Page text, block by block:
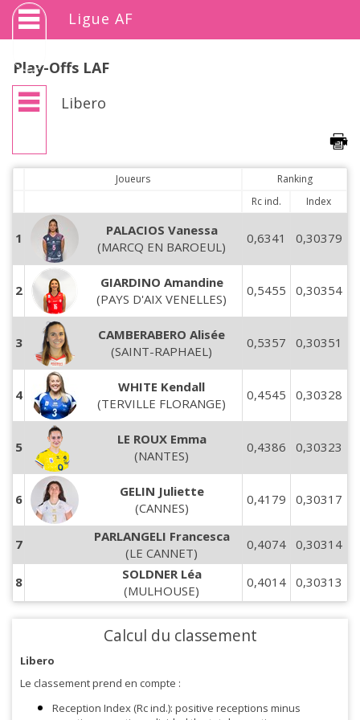
Ligue AF
Play-Offs LAF
Libero
Joueurs
Ranking
Rc ind.
Index
1
PALACIOS Vanessa
(MARCQ EN BAROEUL)
0,6341 0,30379
2
GIARDINO Amandine
(PAYS D'AIX VENELLES)
0,5455 0,30354
3
CAMBERABERO Alisée
(SAINT-RAPHAEL)
0,5357 0,30351
4
WHITE Kendall
(TERVILLE FLORANGE)
0,4545 0,30328
5
LE ROUX Emma
(NANTES)
0,4386 0,30323
6
GELIN Juliette
(CANNES)
0,4179 0,30317
7
PARLANGELI Francesca
(LE CANNET)
0,4074 0,30314
8
SOLDNER Léa
(MULHOUSE)
0,4014 0,30313
Calcul du classement
Libero
Le classement prend en compte :
Reception Index (Rc ind.): positive receptions minus